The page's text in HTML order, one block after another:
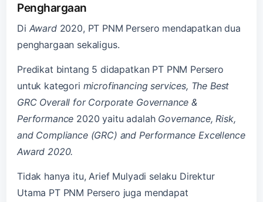
Penghargaan
Di Award2020, PT PNM Persero mendapatkan dua
penghargaan sekaligus.
Predikat bintang 5 didapatkan PT PNM Persero
untuk kategori microfinancing services, The Best
GRC Overall for Corporate Governance &
Performance 2020 yaitu adalah Governance, Risk,
and Compliance (GRC) and Performance Excellence
Award 2020.
Tidak hanya itu, Arief Mulyadi selaku Direktur
Utama PT PNM Persero juga mendapat